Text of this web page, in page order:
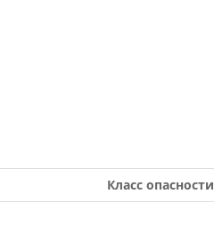
Класс опасности